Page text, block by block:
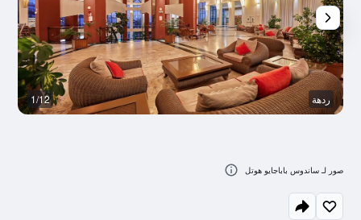
ردهة 1/12
صور لـ ساندوس باباجايو هوتل